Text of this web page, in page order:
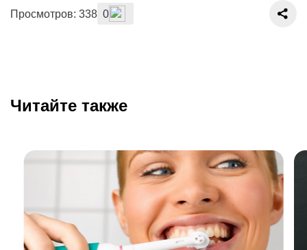
Просмотров: 338 0
Читайте также